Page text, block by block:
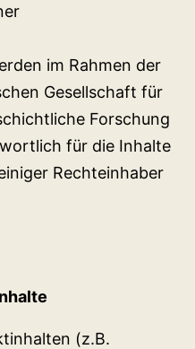
im Rahmen der
Gesellschaft für
Forschung
für die Inhalte
Rechteinhaber
(z.B.